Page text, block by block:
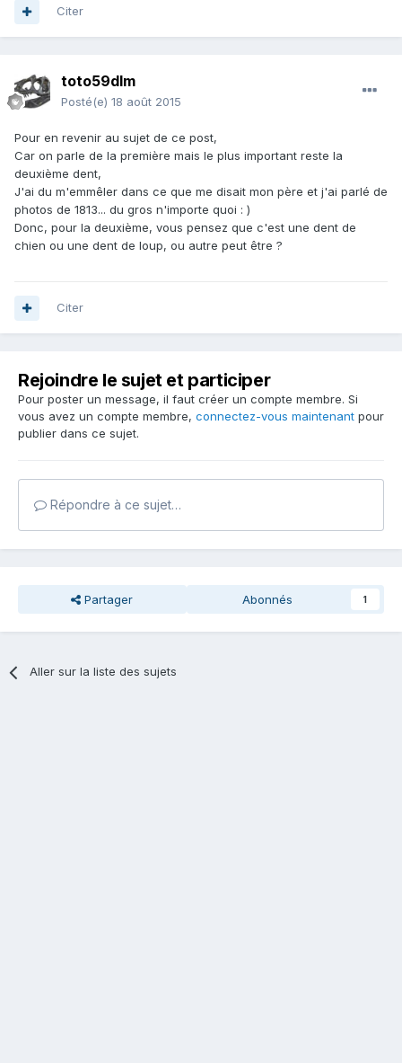
Citer
toto59dlm
Posté(e) 18 août 2015
Pour en revenir au sujet de ce post,
Car on parle de la première mais le plus important reste la
deuxième dent,
J'ai du m'emmêler dans ce que me disait mon père et j'ai parlé de
photos de 1813... du gros n'importe quoi : )
Donc, pour la deuxième, vous pensez que c'est une dent de
chien ou une dent de loup, ou autre peut être ?
Citer
Rejoindre le sujet et participer
Pour poster un message, il faut créer un compte membre. Si
vous avez un compte membre, connectez-vous maintenant pour
publier dans ce sujet.
Répondre à ce sujet…
Partager Abonnés 1
Aller sur la liste des sujets